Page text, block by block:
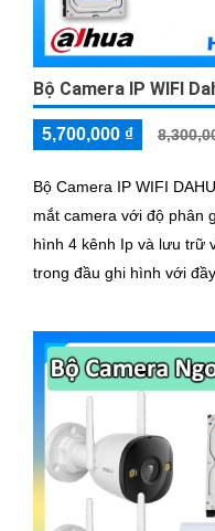
Bộ Camera IP WIFI
5,700,000 ₫
Bộ Camera IP WIFI
mắt camera với độ phân
hình 4 kênh Ip và lưu trữ
trong đầu ghi hình với
có màu vào ban đêm